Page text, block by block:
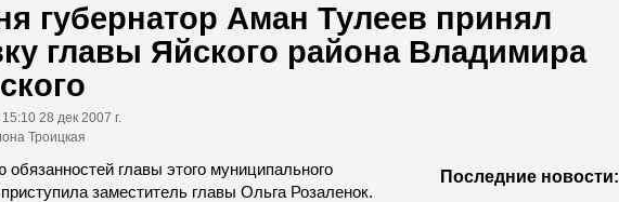
губернатор Аман Тулеев принял
главы Яйского района Владимира
15:10 28 дек 2007 г.
Троицкая
Последние новости:
обязанностей главы этого муниципального
заместитель главы Ольга Розаленок.